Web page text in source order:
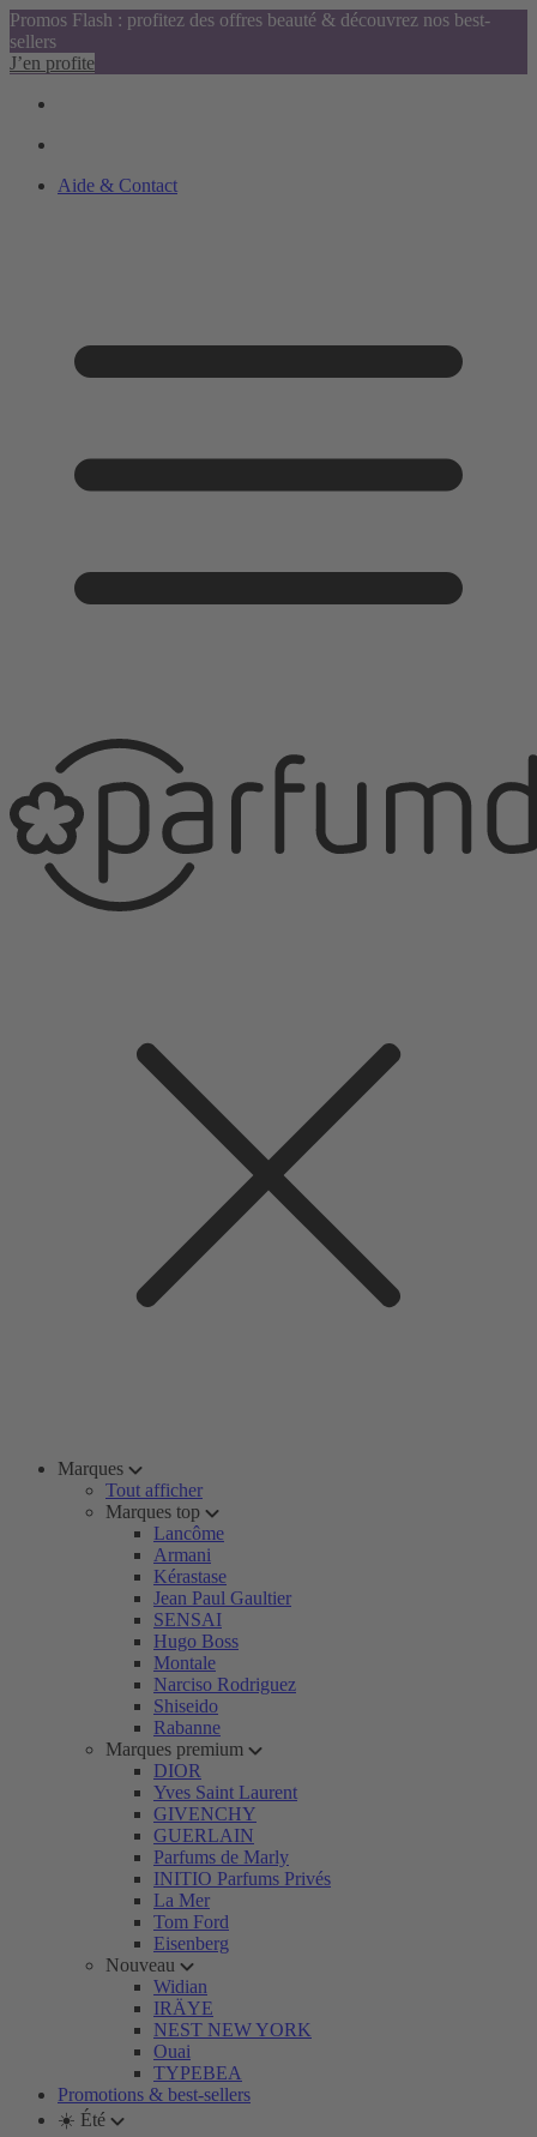
Promos Flash : profitez des offres beauté & découvrez nos best-
sellers
J’en profite
Aide & Contact
Marques
Tout afficher
Marques top
Lancôme
Armani
Kérastase
Jean Paul Gaultier
SENSAI
Hugo Boss
Montale
Narciso Rodriguez
Shiseido
Rabanne
Marques premium
DIOR
Yves Saint Laurent
GIVENCHY
GUERLAIN
Parfums de Marly
INITIO Parfums Privés
La Mer
Tom Ford
Eisenberg
Nouveau
Widian
IRÄYE
NEST NEW YORK
Ouai
TYPEBEA
Promotions & best-sellers
☀️ Été